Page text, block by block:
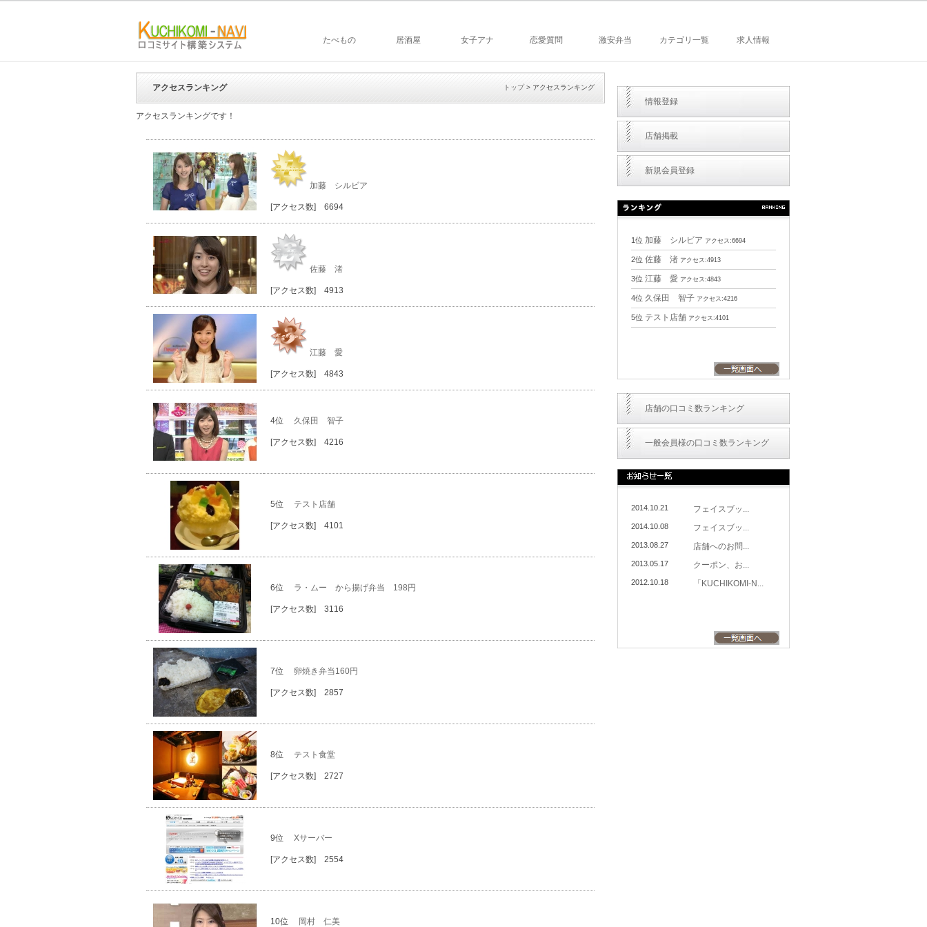
たべもの 居酒屋 女子アナ 恋愛質問 激安弁当 カテゴリ一覧 求人情報
アクセスランキング トップ> アクセスランキング
アクセスランキングです！
加藤 シルビア
[アクセス数] 6694
佐藤 渚
[アクセス数] 4913
江藤 愛
[アクセス数] 4843
4位 久保田 智子
[アクセス数] 4216
5位 テスト店舗
[アクセス数] 4101
6位 ラ・ムー から揚げ弁当 198円
[アクセス数] 3116
7位 卵焼き弁当160円
[アクセス数] 2857
8位 テスト食堂
[アクセス数] 2727
9位 Xサーバー
[アクセス数] 2554
10位 岡村 仁美
情報登録
店舗掲載
新規会員登録
1位 加藤 シルビア アクセス:6694
2位 佐藤 渚 アクセス:4913
3位 江藤 愛 アクセス:4843
4位 久保田 智子 アクセス:4216
5位 テスト店舗 アクセス:4101
店舗の口コミ数ランキング
一般会員様の口コミ数ランキング
2014.10.21 フェイスブッ...
2014.10.08 フェイスブッ...
2013.08.27 店舗へのお問...
2013.05.17 クーポン、お...
2012.10.18 「KUCHIKOMI-N...